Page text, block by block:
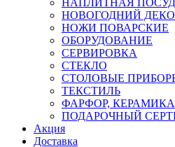
НАПЛИТНАЯ
НОВОГОДНИЙ
НОЖИ ПОВАРСКИЕ
ОБОРУДОВАНИЕ
СЕРВИРОВКА
СТЕКЛО
СТОЛОВЫЕ
ТЕКСТИЛЬ
ФАРФОР, КЕРАМИКА
ПОДАРОЧНЫЙ
Акция
Доставка